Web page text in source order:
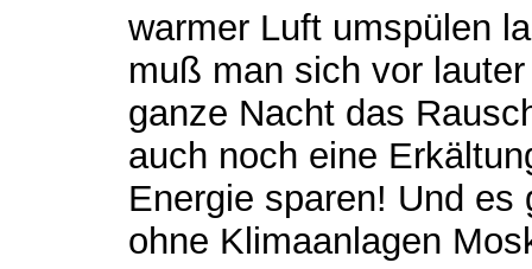
warmer Luft umspülen
muß man sich vor
ganze Nacht das
auch noch eine
Energie sparen! Und
ohne Klimaanlagen